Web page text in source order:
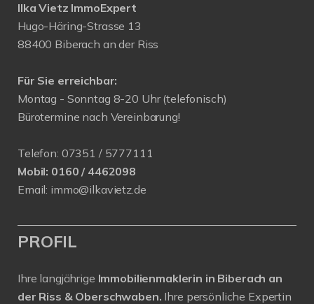
Ilka Vietz ImmoExpert
Hugo-Häring-Strasse 13
88400 Biberach an der Riss
Für Sie erreichbar:
Montag - Sonntag 8-20 Uhr (telefonisch)
Bürotermine nach Vereinbarung!
Telefon: 07351 / 5777111
Mobil: 0160 / 4462098
Email: immo@ilkavietz.de
PROFIL
Ihre langjährige Immobilienmaklerin in Biberach an
der Riss & Oberschwaben. Ihre persönliche Expertin